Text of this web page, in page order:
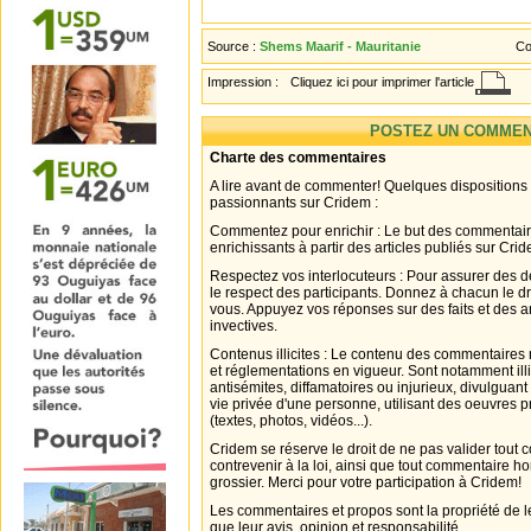
Source : Shems Maarif - Mauritanie
Impression : Cliquez ici pour imprimer l'article
POSTEZ UN
Charte des commentaires
A lire avant de commenter! Quelques
passionnants sur Cridem :
Commentez pour enrichir : Le but des
enrichissants à partir des articles publiés sur
Respectez vos interlocuteurs : Pour assurer des
le respect des participants. Donnez à chacun le
vous. Appuyez vos réponses sur des faits et des
invectives.
Contenus illicites : Le contenu des
et réglementations en vigueur. Sont notamment
antisémites, diffamatoires ou injurieux,
vie privée d'une personne, utilisant des oeuvres
(textes, photos, vidéos...).
Cridem se réserve le droit de ne pas valider tout
contrevenir à la loi, ainsi que tout commentaire
grossier. Merci pour votre participation à Cridem!
Les commentaires et propos sont la propriété de
que leur avis, opinion et responsabilité.